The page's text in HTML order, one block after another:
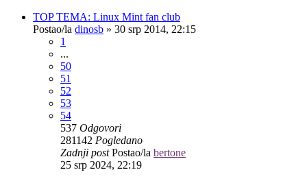
TOP TEMA: Linux Mint fan club
Postao/la dinosb » 30 srp 2014, 22:15
1
...
50
51
52
53
54
537 Odgovori
281142 Pogledano
Zadnji postPostao/la bertone
25 srp 2024, 22:19